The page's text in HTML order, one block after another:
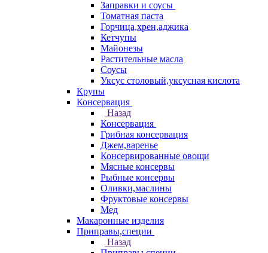
Заправки и соусы
Томатная паста
Горчица,хрен,аджика
Кетчупы
Майонезы
Растительные масла
Соусы
Уксус столовый,уксусная кислота
Крупы
Консервация
Назад
Консервация
Грибная консервация
Джем,варенье
Консервированные овощи
Мясные консервы
Рыбные консервы
Оливки,маслины
Фруктовые консервы
Мед
Макаронные изделия
Приправы,специи
Назад